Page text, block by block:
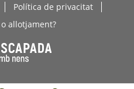
Política de privacitat
allotjament?